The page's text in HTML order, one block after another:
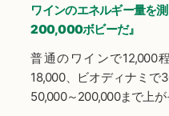
ワインのエネルギー量を
200,000ボビーだ』
普通のワインで12,000
18,000、ビオディナミで
50,000～200,000まで上が